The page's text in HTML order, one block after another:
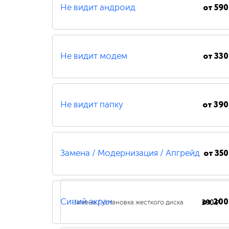
Не видит андроид от
Не видит модем от
Не видит папку от
Замена / Модернизация / Апгрейд от
Замена / установка жесткого диска 390 ₽
Синий экран от